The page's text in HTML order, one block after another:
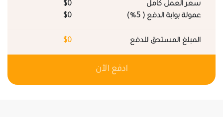
سعر العمل كامل
$0
عمولة بوابة الدفع ( 5%)
$0
المبلغ المستحق للدفع $0
ادفع الآن